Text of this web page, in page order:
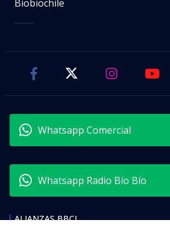
Biobiochile
Whatsapp Comercial
Whatsapp Radio Bío Bío
ALIANZAS BBCL